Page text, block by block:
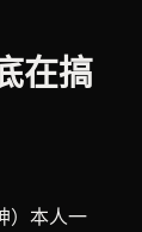
在搞
）本人一